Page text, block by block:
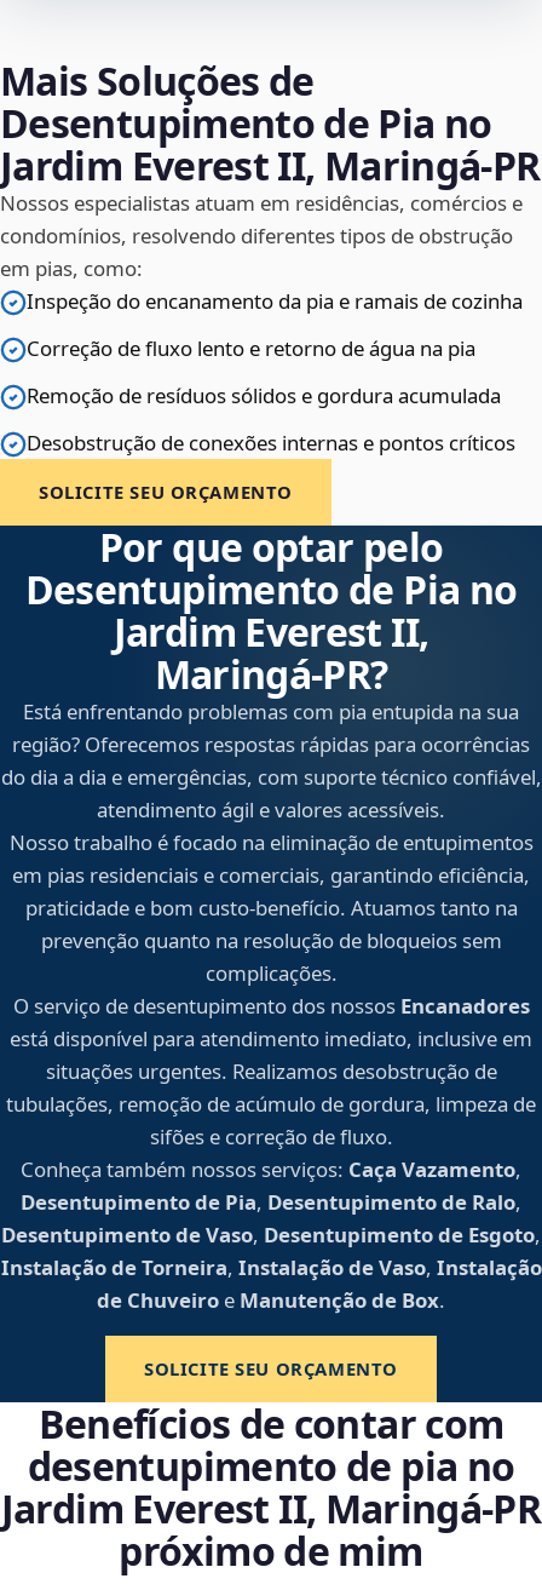
Mais Soluções de
Desentupimento de Pia no
Jardim Everest II, Maringá‑PR
Nossos especialistas atuam em residências, comércios e
condomínios, resolvendo diferentes tipos de obstrução
em pias, como:
Inspeção do encanamento da pia e ramais de cozinha
Correção de fluxo lento e retorno de água na pia
Remoção de resíduos sólidos e gordura acumulada
Desobstrução de conexões internas e pontos críticos
SOLICITE SEU ORÇAMENTO
Por que optar pelo
Desentupimento de Pia no
Jardim Everest II,
Maringá‑PR?
Está enfrentando problemas com pia entupida na sua
região? Oferecemos respostas rápidas para ocorrências
do dia a dia e emergências, com suporte técnico confiável,
atendimento ágil e valores acessíveis.
Nosso trabalho é focado na eliminação de entupimentos
em pias residenciais e comerciais, garantindo eficiência,
praticidade e bom custo-benefício. Atuamos tanto na
prevenção quanto na resolução de bloqueios sem
complicações.
O serviço de desentupimento dos nossos Encanadores
está disponível para atendimento imediato, inclusive em
situações urgentes. Realizamos desobstrução de
tubulações, remoção de acúmulo de gordura, limpeza de
sifões e correção de fluxo.
Conheça também nossos serviços: Caça Vazamento,
Desentupimento de Pia, Desentupimento de Ralo,
Desentupimento de Vaso, Desentupimento de Esgoto,
Instalação de Torneira, Instalação de Vaso, Instalação
de Chuveiro e Manutenção de Box.
SOLICITE SEU ORÇAMENTO
Benefícios de contar com
desentupimento de pia no
Jardim Everest II, Maringá‑PR
próximo de mim